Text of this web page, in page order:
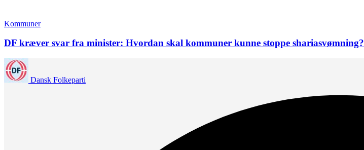
Kommuner
DF kræver svar fra minister: Hvordan skal kommuner kunne stoppe shariasvømning?
Dansk Folkeparti